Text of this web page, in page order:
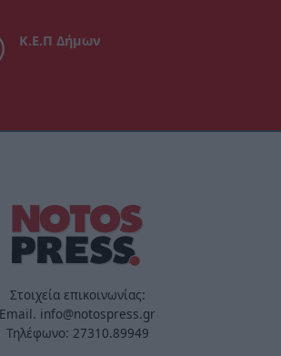
Κ.Ε.Π Δήμων
Στοιχεία επικοινωνίας:
Email. info@notospress.gr
Τηλέφωνο: 27310.89949